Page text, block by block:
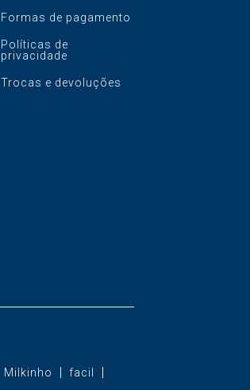
Formas de pagamento
Políticas de
privacidade
Trocas e devoluções
Milkinho facil